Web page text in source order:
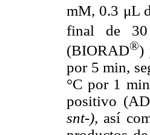
mM, 0.3 μL
final de 30
(BIORAD®)
por 5 min,
°C por 1
positivo
snt-), así